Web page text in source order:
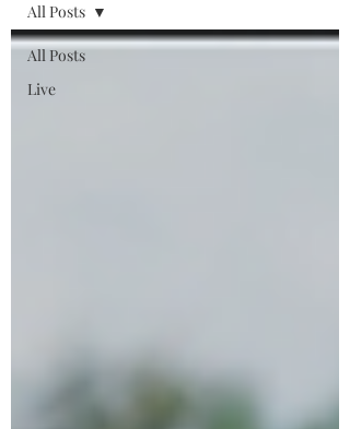
All Posts
Live
All Posts